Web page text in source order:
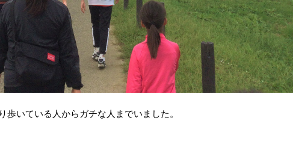
歩いている人からガチな人までいました。